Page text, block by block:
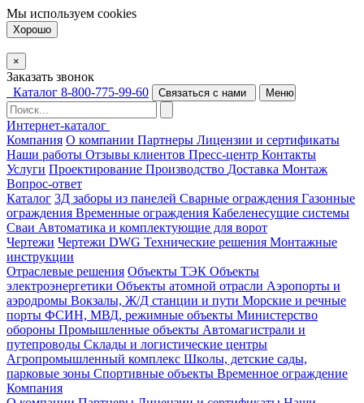
Мы используем cookies
Хорошо
×
Заказать звонок
Каталог 8-800-775-99-60 Связаться с нами Меню
Интернет-каталог
Компания О компании Партнеры Лицензии и сертификаты
Наши работы Отзывы клиентов Пресс-центр Контакты
Услуги Проектирование Производство Доставка Монтаж
Вопрос-ответ
Каталог 3Д заборы из панелей Сварные ограждения Газонные
ограждения Временные ограждения Кабеленесущие системы
Cваи Автоматика и комплектующие для ворот
Чертежи Чертежи DWG Технические решения Монтажные
инструкции
Отраслевые решения Объекты ТЭК Объекты
электроэнергетики Объекты атомной отрасли Аэропорты и
аэродромы Вокзалы, Ж/Д станции и пути Морские и речные
порты ФСИН, МВД, режимные объекты Министерство
обороны Промышленные объекты Автомагистрали и
путепроводы Склады и логистические центры
Агропромышленный комплекс Школы, детские сады,
парковые зоны Спортивные объекты Временное ограждение
Компания